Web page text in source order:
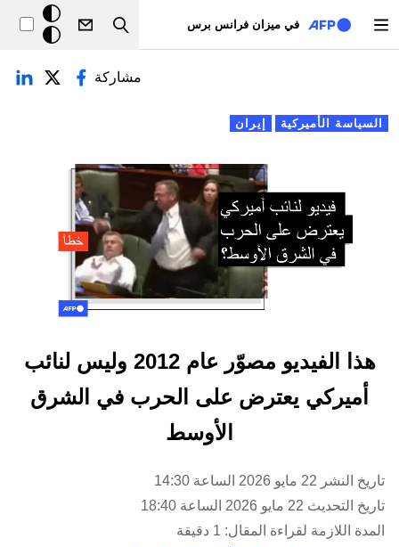
في ميزان فرانس برس
Search
خلفيّة
داكنة
التبويبات الأساسية
السياسة الأميركية إيران
مشاركة
هذا الفيديو مصوّر عام 2012 وليس لنائب
أميركي يعترض على الحرب في الشرق
الأوسط
تاريخ النشر 22 مايو 2026 الساعة 14:30
تاريخ التحديث 22 مايو 2026 الساعة 18:40
المدة اللازمة لقراءة المقال: 1 دقيقة